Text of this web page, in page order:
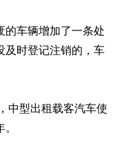
的车辆增加了一条处
及时登记注销的，车
中型出租载客汽车使